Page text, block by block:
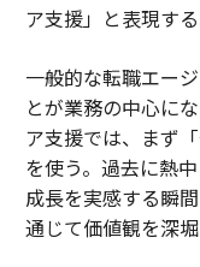
ア支援」と表現する
一般的な転職エー
とが業務の中心に
ア支援では、まず
を使う。過去に熱
成長を実感する瞬
通じて価値観を深堀